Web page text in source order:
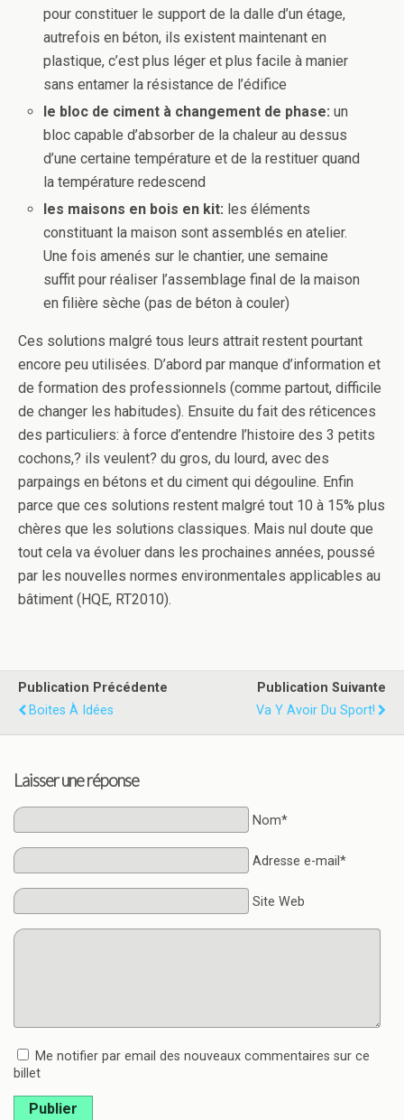
pour constituer le support de la dalle d’un étage,
autrefois en béton, ils existent maintenant en
plastique, c’est plus léger et plus facile à manier
sans entamer la résistance de l’édifice
le bloc de ciment à changement de phase: un
bloc capable d’absorber de la chaleur au dessus
d’une certaine température et de la restituer quand
la température redescend
les maisons en bois en kit: les éléments
constituant la maison sont assemblés en atelier.
Une fois amenés sur le chantier, une semaine
suffit pour réaliser l’assemblage final de la maison
en filière sèche (pas de béton à couler)
Ces solutions malgré tous leurs attrait restent pourtant
encore peu utilisées. D’abord par manque d’information et
de formation des professionnels (comme partout, difficile
de changer les habitudes). Ensuite du fait des réticences
des particuliers: à force d’entendre l’histoire des 3 petits
cochons,? ils veulent? du gros, du lourd, avec des
parpaings en bétons et du ciment qui dégouline. Enfin
parce que ces solutions restent malgré tout 10 à 15% plus
chères que les solutions classiques. Mais nul doute que
tout cela va évoluer dans les prochaines années, poussé
par les nouvelles normes environmentales applicables au
bâtiment (HQE, RT2010).
Publication Précédente
Boites À Idées
Publication Suivante
Va Y Avoir Du Sport!
Laisser une réponse
Nom*
Adresse e-mail*
Site Web
Me notifier par email des nouveaux commentaires sur ce
billet
Publier